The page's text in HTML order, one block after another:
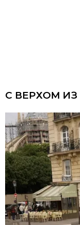
С ВЕРХОМ